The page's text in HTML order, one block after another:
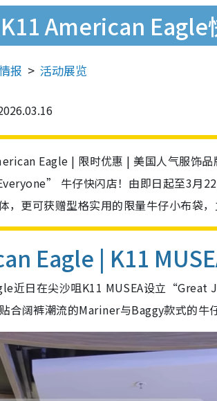
American Eagle
报 活动展览
Eagle | 限时优惠 | 美国人气服饰
牛仔快闪店！由即日起至3月
，更可获赠型格实用的限量牛仔小布袋，
Eagle | K11
近日在尖沙咀K11 MUSEA设立
合阔裤潮流的Mariner与Baggy款式的牛